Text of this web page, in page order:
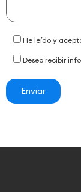
He leído y
Deseo recibir